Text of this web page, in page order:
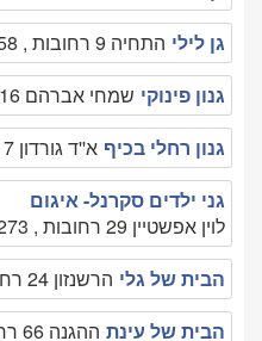
גן לילי התחיה 9 רחובות , 089353358
גנון פינוקי שמחי אברהם 16 רחובות , 089459534
גנון רחלי בכיף א''ד גורדון 7 רחובות , 089468448
גני ילדים סקרנל- איגום
לוין אפשטיין 29 רחובות , 089469273
הבית של גלי הרשנזון 24 רחובות , 0528555723
הבית של עינת ההגנה 66 רחובות , 0523897915